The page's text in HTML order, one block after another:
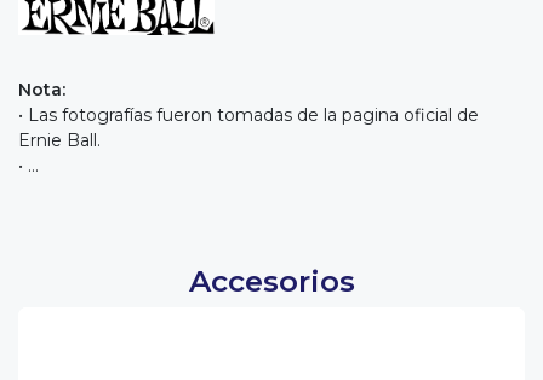
Nota:
• Las fotografías fueron tomadas de la pagina oficial de
Ernie Ball.
• ...
Accesorios